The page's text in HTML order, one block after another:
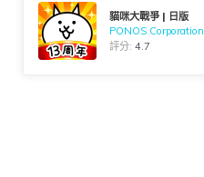
貓咪大戰爭 | 日版
PONOS Corporation
評分:4.7